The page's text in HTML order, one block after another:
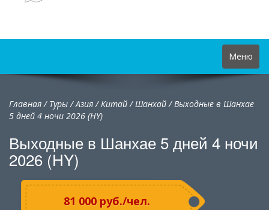
Toggle
navigation
Меню
Главная/ Туры/Азия/Китай/Шанхай / Выходные в Шанхае
5 дней 4 ночи 2026 (HY)
Выходные в Шанхае 5 дней 4 ночи
2026 (HY)
81 000 руб./чел.